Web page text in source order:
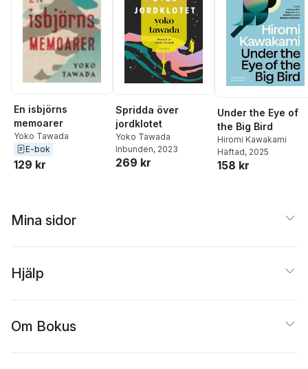
En isbjörns
memoarer
Yoko Tawada
E-bok
129 kr
Spridda över
jordklotet
Yoko Tawada
Inbunden, 2023
269 kr
Under the Eye of
the Big Bird
Hiromi Kawakami
Häftad, 2025
158 kr
Mina sidor
Hjälp
Om Bokus